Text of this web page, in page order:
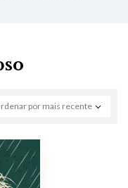
por mais recente